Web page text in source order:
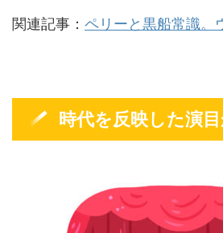
関連記事： ペリーと黒船常識。
時代を反映した演